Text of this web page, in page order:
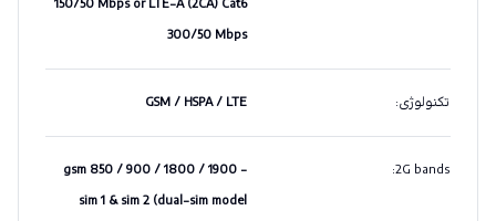
150/50 Mbps or LTE-A (2CA) Cat6
300/50 Mbps
تکنولوژی:
GSM / HSPA / LTE
2G bands
:
gsm 850 / 900 / 1800 / 1900 -
sim 1 & sim 2 (dual-sim model